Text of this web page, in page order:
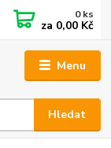
Menu
Hledat
0ks
za 0,00 Kč